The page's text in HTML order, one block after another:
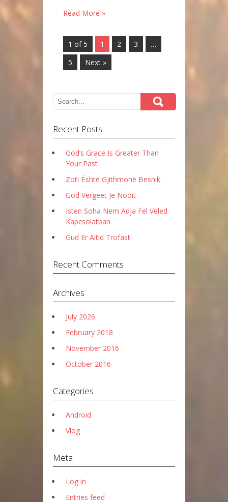
Read More »
1 of 5 1 2 3
…
5
Next »
Recent Posts
God’s Grace Is Greater Than
Your Past
Zoti Është Gjithmonë Besnik
God Vergeet Je Nooit
Isten Soha Nem Adja Fel Veled
Kapcsolatban
Gud Er Altid Trofast
Recent Comments
Archives
July 2026
February 2018
November 2016
October 2016
Categories
Android
Vlog
Meta
Log in
Entries feed